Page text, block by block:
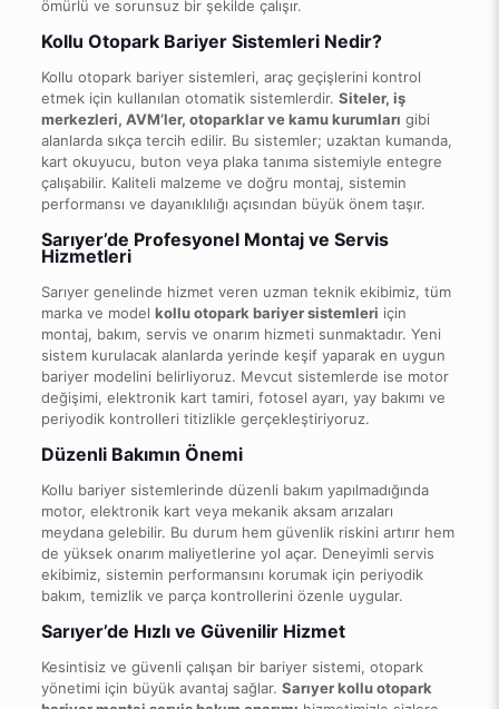
ömürlü ve sorunsuz bir şekilde çalışır.
Kollu Otopark Bariyer Sistemleri Nedir?
Kollu otopark bariyer sistemleri, araç geçişlerini kontrol
etmek için kullanılan otomatik sistemlerdir. Siteler, iş
merkezleri, AVM’ler, otoparklar ve kamu kurumları gibi
alanlarda sıkça tercih edilir. Bu sistemler; uzaktan kumanda,
kart okuyucu, buton veya plaka tanıma sistemiyle entegre
çalışabilir. Kaliteli malzeme ve doğru montaj, sistemin
performansı ve dayanıklılığı açısından büyük önem taşır.
Sarıyer’de Profesyonel Montaj ve Servis
Hizmetleri
Sarıyer genelinde hizmet veren uzman teknik ekibimiz, tüm
marka ve model kollu otopark bariyer sistemleri için
montaj, bakım, servis ve onarım hizmeti sunmaktadır. Yeni
sistem kurulacak alanlarda yerinde keşif yaparak en uygun
bariyer modelini belirliyoruz. Mevcut sistemlerde ise motor
değişimi, elektronik kart tamiri, fotosel ayarı, yay bakımı ve
periyodik kontrolleri titizlikle gerçekleştiriyoruz.
Düzenli Bakımın Önemi
Kollu bariyer sistemlerinde düzenli bakım yapılmadığında
motor, elektronik kart veya mekanik aksam arızaları
meydana gelebilir. Bu durum hem güvenlik riskini artırır hem
de yüksek onarım maliyetlerine yol açar. Deneyimli servis
ekibimiz, sistemin performansını korumak için periyodik
bakım, temizlik ve parça kontrollerini özenle uygular.
Sarıyer’de Hızlı ve Güvenilir Hizmet
Kesintisiz ve güvenli çalışan bir bariyer sistemi, otopark
yönetimi için büyük avantaj sağlar. Sarıyer kollu otopark